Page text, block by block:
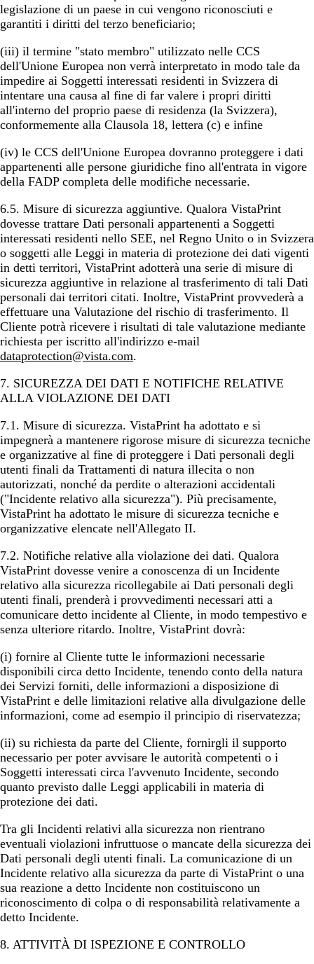
legislazione di un paese in cui vengono riconosciuti e
garantiti i diritti del terzo beneficiario;
(iii) il termine "stato membro" utilizzato nelle CCS
dell'Unione Europea non verrà interpretato in modo tale da
impedire ai Soggetti interessati residenti in Svizzera di
intentare una causa al fine di far valere i propri diritti
all'interno del proprio paese di residenza (la Svizzera),
conformemente alla Clausola 18, lettera (c) e infine
(iv) le CCS dell'Unione Europea dovranno proteggere i dati
appartenenti alle persone giuridiche fino all'entrata in vigore
della FADP completa delle modifiche necessarie.
6.5. Misure di sicurezza aggiuntive. Qualora VistaPrint
dovesse trattare Dati personali appartenenti a Soggetti
interessati residenti nello SEE, nel Regno Unito o in Svizzera
o soggetti alle Leggi in materia di protezione dei dati vigenti
in detti territori, VistaPrint adotterà una serie di misure di
sicurezza aggiuntive in relazione al trasferimento di tali Dati
personali dai territori citati. Inoltre, VistaPrint provvederà a
effettuare una Valutazione del rischio di trasferimento. Il
Cliente potrà ricevere i risultati di tale valutazione mediante
richiesta per iscritto all'indirizzo e-mail
dataprotection@vista.com.
7. SICUREZZA DEI DATI E NOTIFICHE RELATIVE
ALLA VIOLAZIONE DEI DATI
7.1. Misure di sicurezza. VistaPrint ha adottato e si
impegnerà a mantenere rigorose misure di sicurezza tecniche
e organizzative al fine di proteggere i Dati personali degli
utenti finali da Trattamenti di natura illecita o non
autorizzati, nonché da perdite o alterazioni accidentali
("Incidente relativo alla sicurezza"). Più precisamente,
VistaPrint ha adottato le misure di sicurezza tecniche e
organizzative elencate nell'Allegato II.
7.2. Notifiche relative alla violazione dei dati. Qualora
VistaPrint dovesse venire a conoscenza di un Incidente
relativo alla sicurezza ricollegabile ai Dati personali degli
utenti finali, prenderà i provvedimenti necessari atti a
comunicare detto incidente al Cliente, in modo tempestivo e
senza ulteriore ritardo. Inoltre, VistaPrint dovrà:
(i) fornire al Cliente tutte le informazioni necessarie
disponibili circa detto Incidente, tenendo conto della natura
dei Servizi forniti, delle informazioni a disposizione di
VistaPrint e delle limitazioni relative alla divulgazione delle
informazioni, come ad esempio il principio di riservatezza;
(ii) su richiesta da parte del Cliente, fornirgli il supporto
necessario per poter avvisare le autorità competenti o i
Soggetti interessati circa l'avvenuto Incidente, secondo
quanto previsto dalle Leggi applicabili in materia di
protezione dei dati.
Tra gli Incidenti relativi alla sicurezza non rientrano
eventuali violazioni infruttuose o mancate della sicurezza dei
Dati personali degli utenti finali. La comunicazione di un
Incidente relativo alla sicurezza da parte di VistaPrint o una
sua reazione a detto Incidente non costituiscono un
riconoscimento di colpa o di responsabilità relativamente a
detto Incidente.
8. ATTIVITÀ DI ISPEZIONE E CONTROLLO